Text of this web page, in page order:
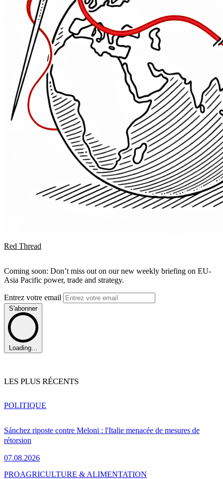
Red Thread
Coming soon: Don’t miss out on our new weekly briefing on EU-
Asia Pacific power, trade and strategy.
Entrez votre email
S'abonner
Loading...
LES PLUS RÉCENTS
Sánchez riposte contre Meloni : l'Italie menacée de mesures de
rétorsion
07.08.2026
POLITIQUE
PROAGRICULTURE & ALIMENTATION